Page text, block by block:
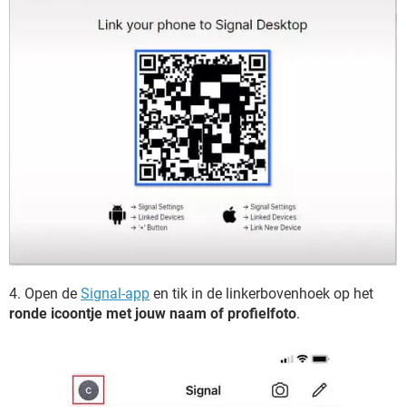
4. Open de Signal-app en tik in de linkerbovenhoek op het
ronde icoontje met jouw naam of profielfoto.